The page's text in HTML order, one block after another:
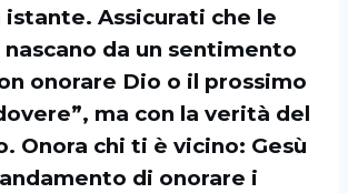
Assicurati che le
da un sentimento
onorare Dio o il prossimo
ma con la verità del
Onora chi ti è vicino: Gesù
di onorare i